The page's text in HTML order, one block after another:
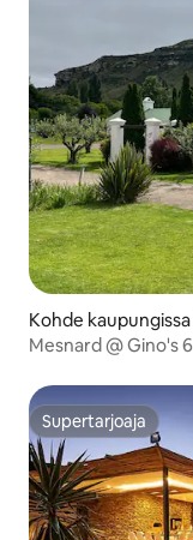
Kohde
Mesnard @ Gino's 6
Supertarjoaja
Supertarjoaja